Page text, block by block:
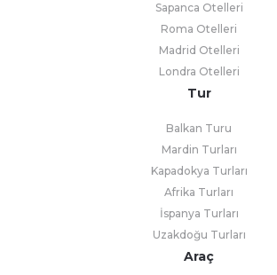
Sapanca Otelleri
Roma Otelleri
Madrid Otelleri
Londra Otelleri
Tur
Balkan Turu
Mardin Turları
Kapadokya Turları
Afrika Turları
İspanya Turları
Uzakdoğu Turları
Araç